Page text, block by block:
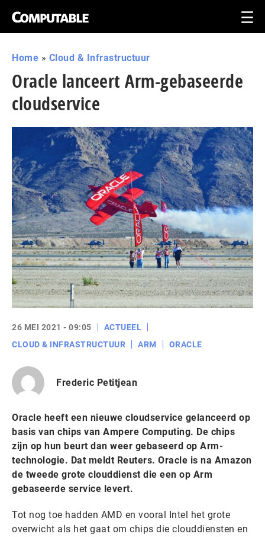
Home » Cloud & Infrastructuur
Oracle lanceert Arm-gebaseerde
cloudservice
26 MEI 2021 - 09:05
ACTUEEL
CLOUD & INFRASTRUCTUUR
ARM ORACLE
Frederic Petitjean
Oracle heeft een nieuwe cloudservice gelanceerd op
basis van chips van Ampere Computing. De chips
zijn op hun beurt dan weer gebaseerd op Arm-
technologie. Dat meldt Reuters. Oracle is na Amazon
de tweede grote clouddienst die een op Arm
gebaseerde service levert.
Tot nog toe hadden AMD en vooral Intel het grote
overwicht als het gaat om chips die clouddiensten en